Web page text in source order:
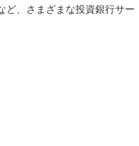
ど、さまざまな投資銀行サー